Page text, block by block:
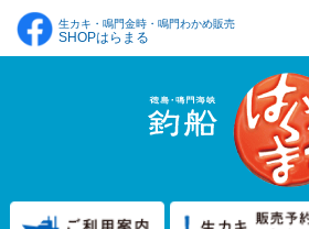
生カキ・鳴門金時・鳴門わかめ販売
SHOPはらまる